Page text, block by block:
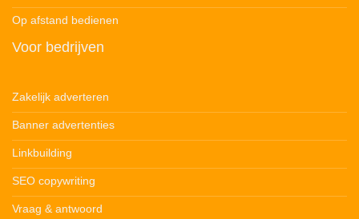
Op afstand bedienen
Voor bedrijven
Zakelijk adverteren
Banner advertenties
Linkbuilding
SEO copywriting
Vraag & antwoord